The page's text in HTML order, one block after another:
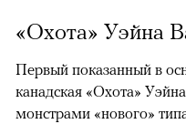
«Охота» Уэйна
Первый показанный в
канадская «Охота»
монстрами «нового»